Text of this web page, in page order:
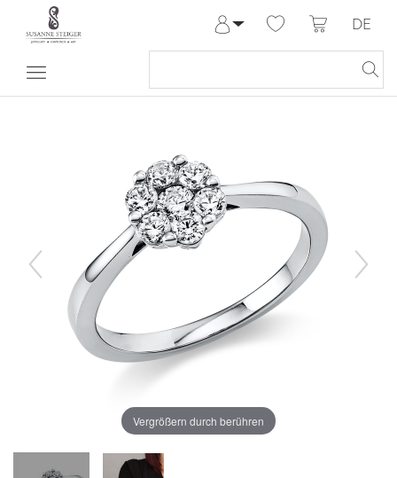
Anmelden
Meine Bestellungen
DE
Vergrößern durch berühren